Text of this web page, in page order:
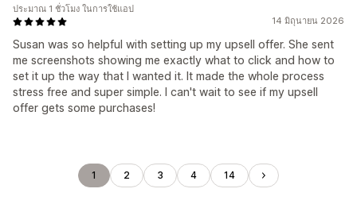
14 มิถุนายน 2026
Susan was so helpful with setting up my upsell offer. She sent
me screenshots showing me exactly what to click and how to
set it up the way that I wanted it. It made the whole process
stress free and super simple. I can't wait to see if my upsell
offer gets some purchases!
ประมาณ 1 ชั่วโมง ในการใช้แอป
1 2 3 4 14